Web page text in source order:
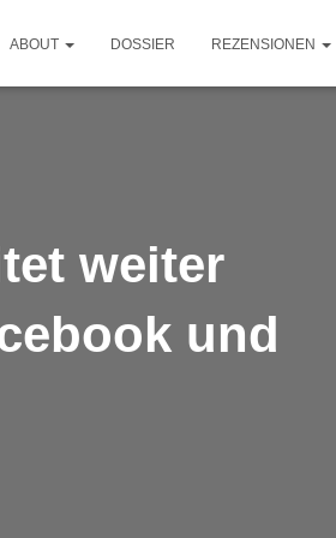
ABOUT DOSSIER REZENSIONEN
weiter
und